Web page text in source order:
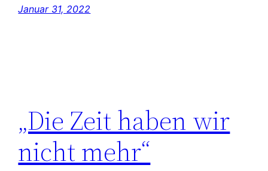
Januar 31, 2022
„Die Zeit haben wir
nicht mehr“